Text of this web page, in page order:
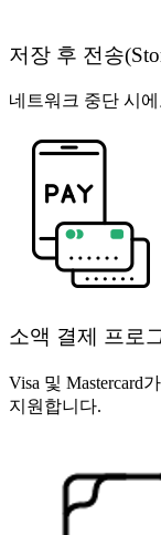
저장 후 전송
네트워크 중단 시
소액 결제 프로
Visa 및 Mastercard
지원합니다.